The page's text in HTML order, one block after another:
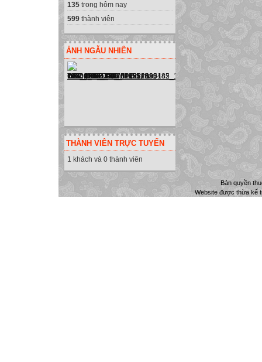
135 trong hôm nay
599 thành viên
ẢNH NGẪU NHIÊN
THÀNH VIÊN TRỰC TUYẾN
1 khách và 0 thành viên
Bản quyền
Website được thừa kế